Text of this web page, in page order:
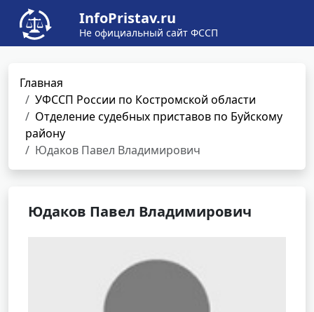
InfoPristav.ru
Не официальный сайт ФССП
Главная
УФССП России по Костромской области
Отделение судебных приставов по Буйскому
району
Юдаков Павел Владимирович
Юдаков Павел Владимирович